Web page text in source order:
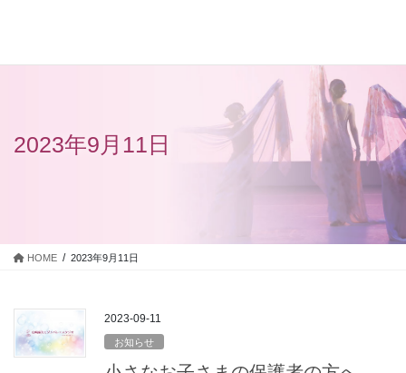
ン
ー
2023年9月11日
HOME 2023年9月11日
2023-09-11
お知らせ